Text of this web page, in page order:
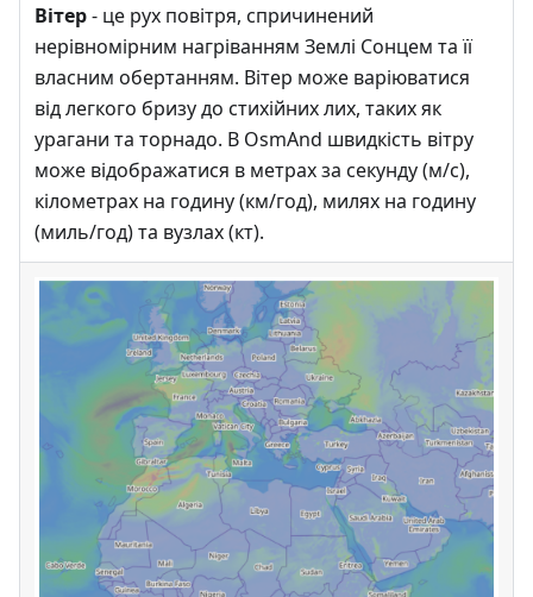
Вітер- це рух повітря, спричинений
нерівномірним нагріванням Землі Сонцем та її
власним обертанням. Вітер може варіюватися
від легкого бризу до стихійних лих, таких як
урагани та торнадо. В OsmAnd швидкість вітру
може відображатися в метрах за секунду (м/с),
кілометрах на годину (км/год), милях на годину
(миль/год) та вузлах (кт).